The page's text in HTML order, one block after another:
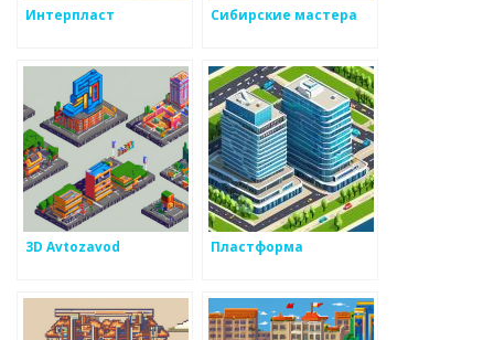
Интерпласт Сибирские мастера
3D Avtozavod Пластформа